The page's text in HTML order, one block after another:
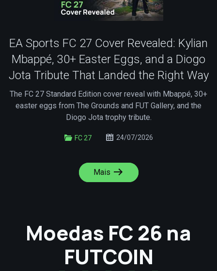
EA Sports FC 27 Cover Revealed: Kylian
Mbappé, 30+ Easter Eggs, and a Diogo
Jota Tribute That Landed the Right Way
The FC 27 Standard Edition cover reveal with Mbappé, 30+
easter eggs from The Grounds and FUT Gallery, and the
Diogo Jota trophy tribute.
FC 27 24/07/2026
Mais
Moedas FC 26 na
FUTCOIN